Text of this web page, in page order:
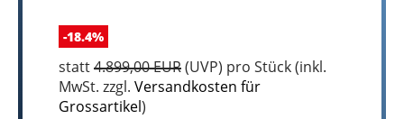
-18.4%
statt4.899,00 EUR(UVP) pro Stück (inkl.
MwSt. zzgl. Versandkosten für
Grossartikel)